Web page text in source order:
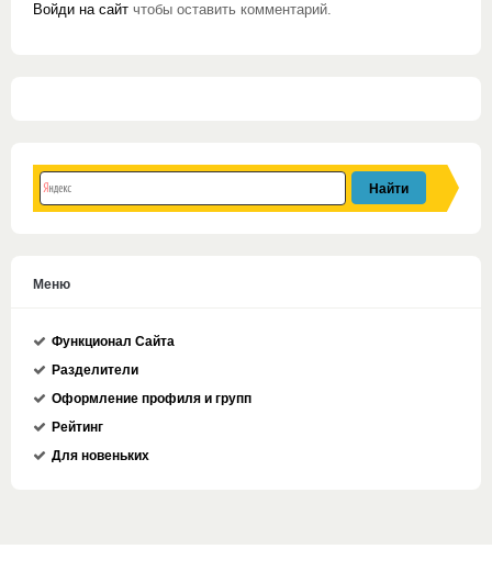
Войди на сайт чтобы оставить комментарий.
Меню
Функционал Сайта
Разделители
Оформление профиля и групп
Рейтинг
Для новеньких